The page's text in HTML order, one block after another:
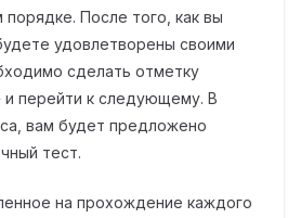
После того, как вы
удовлетворены своими
сделать отметку
перейти к следующему. В
вам будет предложено
тест.
на прохождение каждого